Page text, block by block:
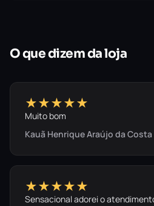
O que dizem da loja
★★★★★
Muito bom
Kauã Henrique Araújo da Costa
★★★★★
Sensacional adorei o